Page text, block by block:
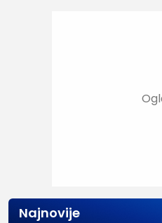
Najnovije